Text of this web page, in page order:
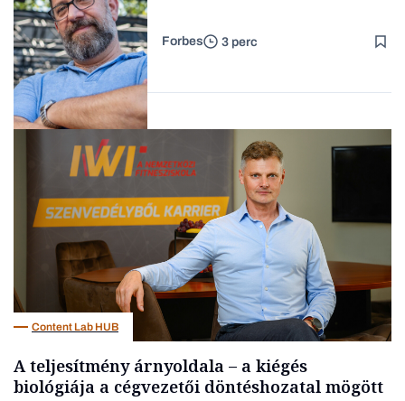
Forbes-sztori
Forbes 3 perc
Content Lab HUB
A teljesítmény árnyoldala – a kiégés
biológiája a cégvezetői döntéshozatal mögött